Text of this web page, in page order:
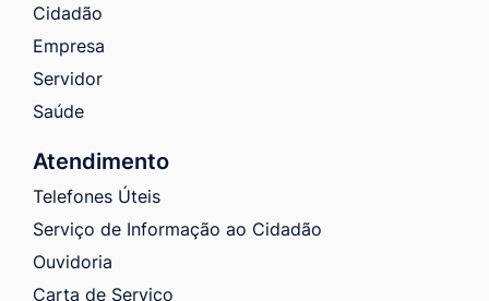
Cidadão
Empresa
Servidor
Saúde
Atendimento
Telefones Úteis
Serviço de Informação ao Cidadão
Ouvidoria
Carta de Serviço